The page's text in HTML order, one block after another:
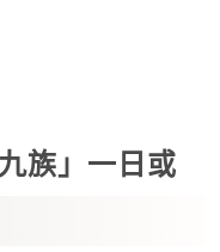
族」一日或